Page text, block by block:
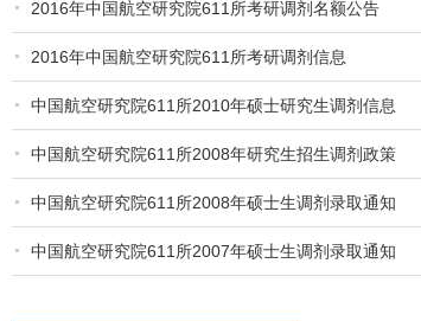
2016年中国航空研究院611所考研调剂名额公告
2016年中国航空研究院611所考研调剂信息
中国航空研究院611所2010年硕士研究生调剂信息
中国航空研究院611所2008年研究生招生调剂政策
中国航空研究院611所2008年硕士生调剂录取通知
中国航空研究院611所2007年硕士生调剂录取通知